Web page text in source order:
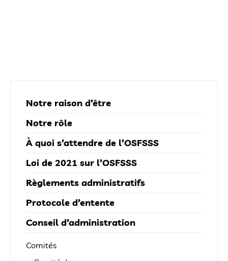
Notre raison d’être
Notre rôle
À quoi s’attendre de l’OSFSSS
Loi de 2021 sur l’OSFSSS
Règlements administratifs
Protocole d’entente
Conseil d’administration
Comités